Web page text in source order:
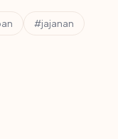
#jajanan